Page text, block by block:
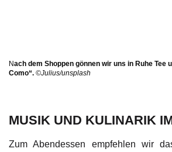
Nach dem Shoppen gönnen wir uns in Ruhe Tee
Como“. ©Julius/unsplash
MUSIK UND KULINARIK
Zum Abendessen empfehlen wir